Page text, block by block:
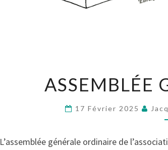
ASSEMBLÉE
17 Février 2025
L’assemblée générale ordinaire de